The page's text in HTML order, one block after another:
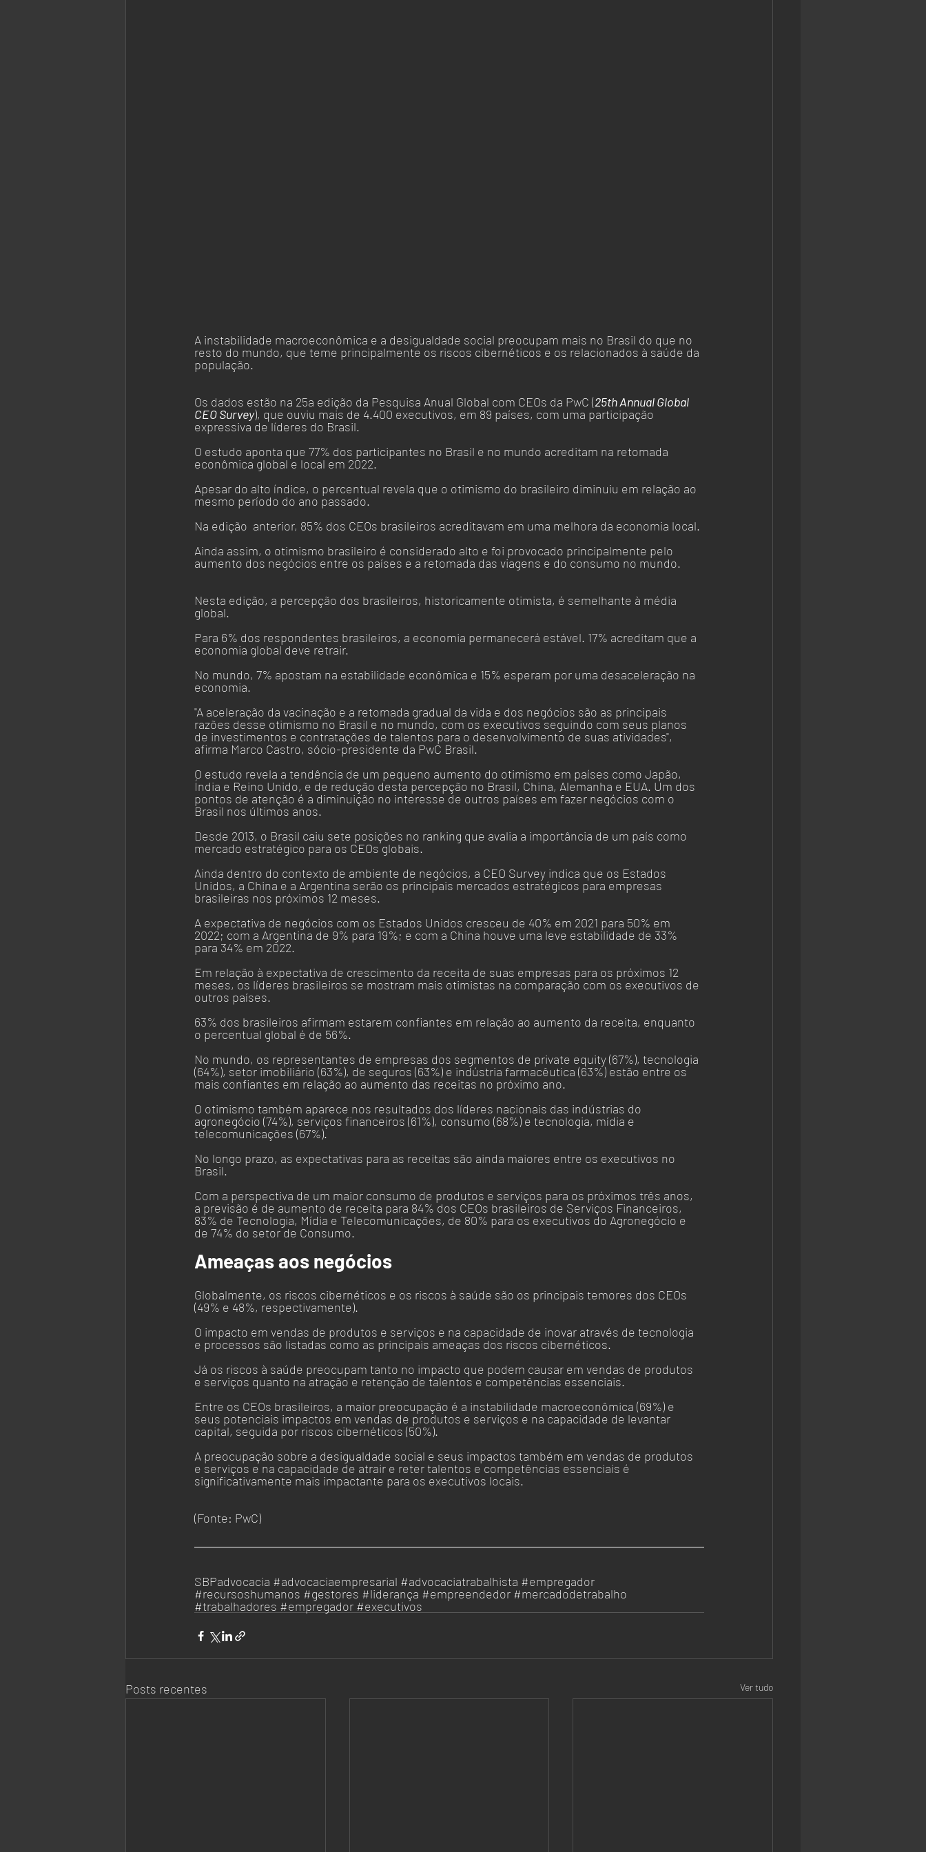
A instabilidade macroeconômica e a desigualdade social preocupam mais no Brasil do que no
resto do mundo, que teme principalmente os riscos cibernéticos e os relacionados à saúde da
população.
Os dados estão na 25a edição da Pesquisa Anual Global com CEOs da PwC (25th Annual Global
CEO Survey), que ouviu mais de 4.400 executivos, em 89 países, com uma participação
expressiva de líderes do Brasil.
O estudo aponta que 77% dos participantes no Brasil e no mundo acreditam na retomada
econômica global e local em 2022.
Apesar do alto índice, o percentual revela que o otimismo do brasileiro diminuiu em relação ao
mesmo período do ano passado.
Na edição  anterior, 85% dos CEOs brasileiros acreditavam em uma melhora da economia local.
Ainda assim, o otimismo brasileiro é considerado alto e foi provocado principalmente pelo
aumento dos negócios entre os países e a retomada das viagens e do consumo no mundo.
Nesta edição, a percepção dos brasileiros, historicamente otimista, é semelhante à média
global.
Para 6% dos respondentes brasileiros, a economia permanecerá estável. 17% acreditam que a
economia global deve retrair.
No mundo, 7% apostam na estabilidade econômica e 15% esperam por uma desaceleração na
economia.
"A aceleração da vacinação e a retomada gradual da vida e dos negócios são as principais
razões desse otimismo no Brasil e no mundo, com os executivos seguindo com seus planos
de investimentos e contratações de talentos para o desenvolvimento de suas atividades",
afirma Marco Castro, sócio-presidente da PwC Brasil.
O estudo revela a tendência de um pequeno aumento do otimismo em países como Japão,
Índia e Reino Unido, e de redução desta percepção no Brasil, China, Alemanha e EUA. Um dos
pontos de atenção é a diminuição no interesse de outros países em fazer negócios com o
Brasil nos últimos anos.
Desde 2013, o Brasil caiu sete posições no ranking que avalia a importância de um país como
mercado estratégico para os CEOs globais.
Ainda dentro do contexto de ambiente de negócios, a CEO Survey indica que os Estados
Unidos, a China e a Argentina serão os principais mercados estratégicos para empresas
brasileiras nos próximos 12 meses.
A expectativa de negócios com os Estados Unidos cresceu de 40% em 2021 para 50% em
2022; com a Argentina de 9% para 19%; e com a China houve uma leve estabilidade de 33%
para 34% em 2022.
Em relação à expectativa de crescimento da receita de suas empresas para os próximos 12
meses, os líderes brasileiros se mostram mais otimistas na comparação com os executivos de
outros países.
63% dos brasileiros afirmam estarem confiantes em relação ao aumento da receita, enquanto
o percentual global é de 56%.
No mundo, os representantes de empresas dos segmentos de private equity (67%), tecnologia
(64%), setor imobiliário (63%), de seguros (63%) e indústria farmacêutica (63%) estão entre os
mais confiantes em relação ao aumento das receitas no próximo ano.
O otimismo também aparece nos resultados dos líderes nacionais das indústrias do
agronegócio (74%), serviços financeiros (61%), consumo (68%) e tecnologia, mídia e
telecomunicações (67%).
No longo prazo, as expectativas para as receitas são ainda maiores entre os executivos no
Brasil.
Com a perspectiva de um maior consumo de produtos e serviços para os próximos três anos,
a previsão é de aumento de receita para 84% dos CEOs brasileiros de Serviços Financeiros,
83% de Tecnologia, Mídia e Telecomunicações, de 80% para os executivos do Agronegócio e
de 74% do setor de Consumo.
Ameaças aos negócios
Globalmente, os riscos cibernéticos e os riscos à saúde são os principais temores dos CEOs
(49% e 48%, respectivamente).
O impacto em vendas de produtos e serviços e na capacidade de inovar através de tecnologia
e processos são listadas como as principais ameaças dos riscos cibernéticos.
Já os riscos à saúde preocupam tanto no impacto que podem causar em vendas de produtos
e serviços quanto na atração e retenção de talentos e competências essenciais.
Entre os CEOs brasileiros, a maior preocupação é a instabilidade macroeconômica (69%) e
seus potenciais impactos em vendas de produtos e serviços e na capacidade de levantar
capital, seguida por riscos cibernéticos (50%).
A preocupação sobre a desigualdade social e seus impactos também em vendas de produtos
e serviços e na capacidade de atrair e reter talentos e competências essenciais é
significativamente mais impactante para os executivos locais.
(Fonte: PwC)
SBPadvocacia #advocaciaempresarial #advocaciatrabalhista #empregador
#recursoshumanos #gestores #liderança #empreendedor #mercadodetrabalho
#trabalhadores #empregador #executivos
Posts recentes Ver tudo